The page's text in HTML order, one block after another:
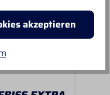
akzeptieren